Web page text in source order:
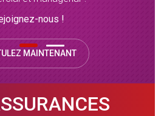
nous !
MAINTENANT